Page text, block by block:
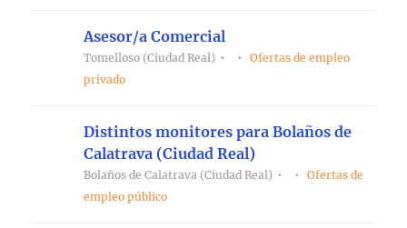
Asesor/a Comercial
Tomelloso (Ciudad Real)
Ofertas de empleo
privado
Distintos monitores para Bolaños de
Calatrava (Ciudad Real)
Bolaños de Calatrava (Ciudad Real)
Ofertas de
empleo público